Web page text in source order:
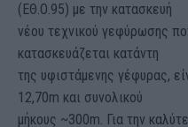
(ΕΘ.Ο.95) με την κατασκευή
νέου τεχνικού γεφύρωσης
κατασκευάζεται κατάντη
της υφιστάμενης γέφυρας,
12,70m και συνολικού
μήκους ~300m. Για την